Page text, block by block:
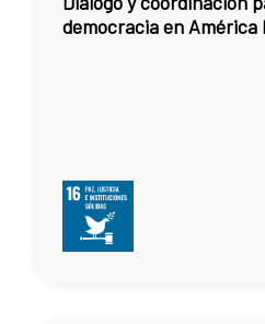
democracia en América